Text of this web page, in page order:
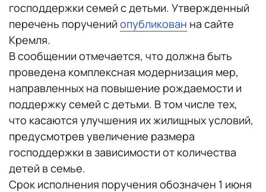
господдержки семей с детьми. Утвержденный
перечень поручений опубликован на сайте
Кремля.
В сообщении отмечается, что должна быть
проведена комплексная модернизация мер,
направленных на повышение рождаемости и
поддержку семей с детьми. В том числе тех,
что касаются улучшения их жилищных условий,
предусмотрев увеличение размера
господдержки в зависимости от количества
детей в семье.
Срок исполнения поручения обозначен 1 июня